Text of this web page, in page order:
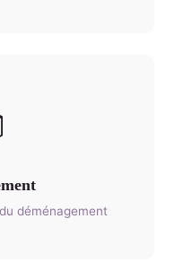
déménagement